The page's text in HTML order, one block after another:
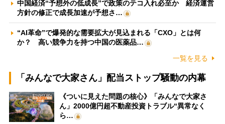
中国経済“予想外の低成長”で政策のテコ入れ必至か 経済運営
方針の修正で成長加速が予想さ…
“AI革命”で爆発的な需要拡大が見込まれる「CXO」とは何
か？ 高い競争力を持つ中国の医薬品…
一覧を見る
「みんなで大家さん」配当ストップ騒動の内幕
《ついに見えた問題の核心》「みんなで大家さ
ん」2000億円超不動産投資トラブル“異常なく
ら…